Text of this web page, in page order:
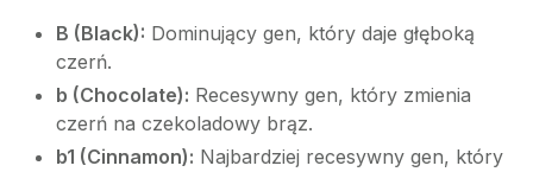
B (Black): Dominujący gen, który daje głęboką
czerń.
b (Chocolate): Recesywny gen, który zmienia
czerń na czekoladowy brąz.
b1 (Cinnamon): Najbardziej recesywny gen, który